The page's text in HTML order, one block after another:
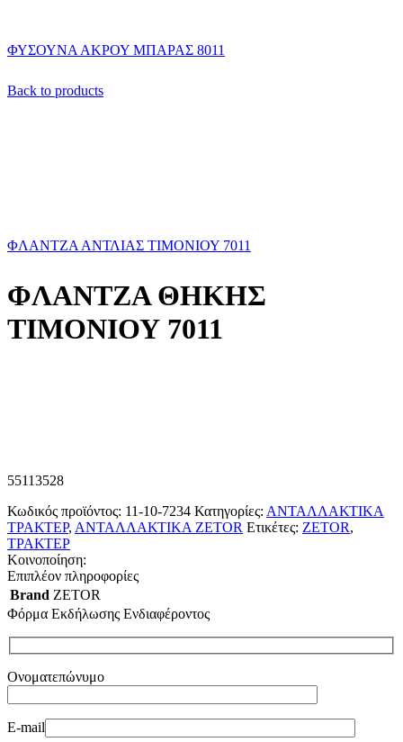
ΦΥΣΟΥΝΑ ΑΚΡΟΥ ΜΠΑΡΑΣ 8011
Back to products
ΦΛΑΝΤΖΑ ΑΝΤΛΙΑΣ ΤΙΜΟΝΙΟΥ 7011
ΦΛΑΝΤΖΑ ΘΗΚΗΣ
ΤΙΜΟΝΙΟΥ 7011
55113528
Κωδικός προϊόντος: 11-10-7234 Κατηγορίες: ΑΝΤΑΛΛΑΚΤΙΚΑ
ΤΡΑΚΤΕΡ, ΑΝΤΑΛΛΑΚΤΙΚΑ ZETOR Ετικέτες: ZETOR,
ΤΡΑΚΤΕΡ
Κοινοποίηση:
Επιπλέον πληροφορίες
Brand ZETOR
Φόρμα Εκδήλωσης Ενδιαφέροντος
Ονοματεπώνυμο
E-mail